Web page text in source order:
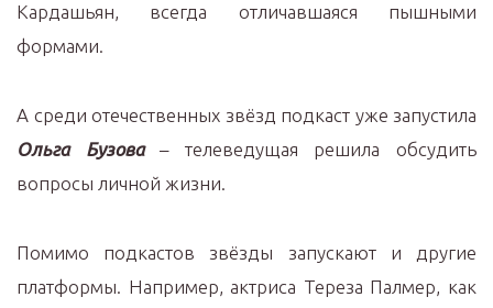
Кардашьян, всегда отличавшаяся пышными
формами.
А среди отечественных звёзд подкаст уже запустила
Ольга Бузова– телеведущая решила обсудить
вопросы личной жизни.
Помимо подкастов звёзды запускают и другие
платформы. Например, актриса Тереза Палмер, как